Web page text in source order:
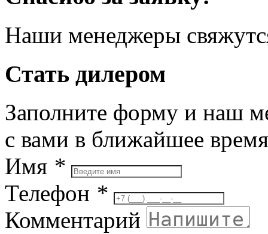
Наши менеджеры
Стать дилером
Заполните форму и наш
с вами в ближайшее время
Имя *
Телефон *
Комментарий